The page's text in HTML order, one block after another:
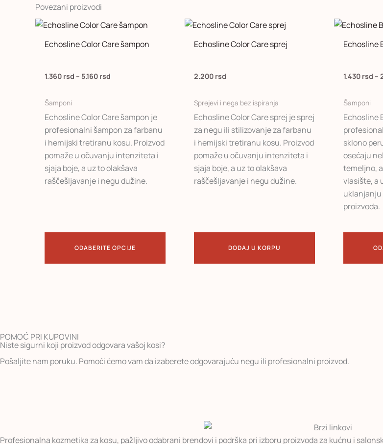
Povezani proizvodi
Echosline Color Care šampon
1.360 rsd – 5.160 rsd
Raspon
cena:
1.360 rsd
Šamponi
Echosline Color Care šampon je
profesionalni šampon za farbanu
i hemijski tretiranu kosu. Proizvod
pomaže u očuvanju intenziteta i
sjaja boje, a uz to olakšava
raščešljavanje i negu dužine.
ODABERITE OPCIJE
Ovaj
ima
varijanti.
mogu
biti
izabrane
na
stranici
proizvoda.
Echosline Color Care sprej
2.200 rsd
Sprejevi i nega bez ispiranja
Echosline Color Care sprej je sprej
za negu ili stilizovanje za farbanu
i hemijski tretiranu kosu. Proizvod
pomaže u očuvanju intenziteta i
sjaja boje, a uz to olakšava
raščešljavanje i negu dužine.
DODAJ U KORPU
Echosline
1.430 rsd –
Šamponi
Echosline
sklono
osećaju
temeljno,
vlasište, a
uklanjanju
proizvoda.
Ovaj
ima
varijanti.
mogu
biti
izabrane
na
stranici
proizvoda.
POMOĆ PRI KUPOVINI
Niste sigurni koji proizvod odgovara vašoj kosi?
Pošaljite nam poruku. Pomoći ćemo vam da izaberete odgovarajuću negu ili profesionalni proizvod.
Profesionalna kozmetika za kosu, pažljivo odabrani brendovi i podrška pri izboru proizvoda za kućnu i